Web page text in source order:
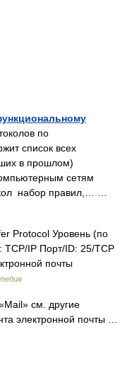
по
список всех
в прошлом)
сетям
набор правил,… …
Protocol Уровень (по
IP Порт/ID: 25/TCP
почты
см. другие
электронной почты …